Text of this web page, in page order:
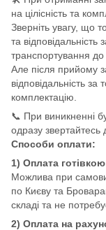
на цілісність та
Зверніть увагу, що
та відповідальність
транспортування
Але після прийому
відповідальність за
комплектацію.
📞 При виникненні
одразу
Способи оплати:
1) Оплата
Можлива при
по Києву та
складі та не
2) Оплата на